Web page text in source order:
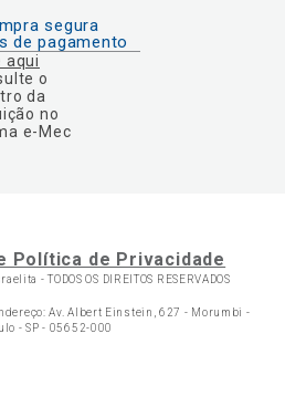
segura
de pagamento
aqui
o
da
no
e-Mec
Política de Privacidade
-TODOS OS DIREITOS RESERVADOS
Av. Albert Einstein, 627 - Morumbi -
- SP - 05652-000